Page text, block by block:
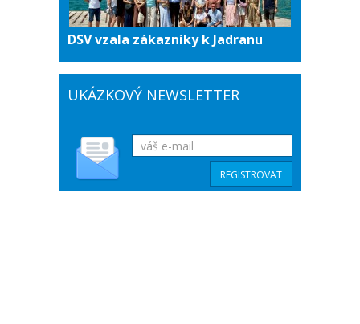
DSV vzala zákazníky k Jadranu
UKÁZKOVÝ NEWSLETTER